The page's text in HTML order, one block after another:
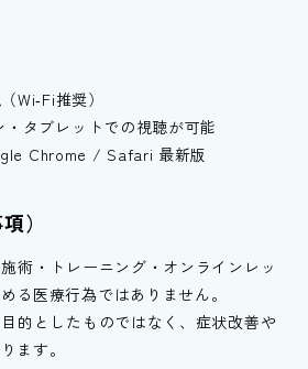
Wi‑Fi推奨）
タブレットでの視聴が可能
Chrome / Safari 最新版
）
術・トレーニング・オンラインレッ
る医療行為ではありません。
的としたものではなく、症状改善や
ます。